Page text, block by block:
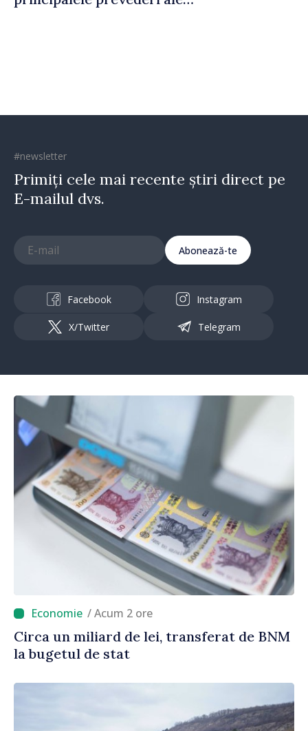
#newsletter
Primiți cele mai recente știri direct pe
E-mailul dvs.
Abonează-te
Facebook Instagram
X/Twitter Telegram
/ Acum 2 ore
Circa un miliard de lei, transferat de BNM
la bugetul de stat